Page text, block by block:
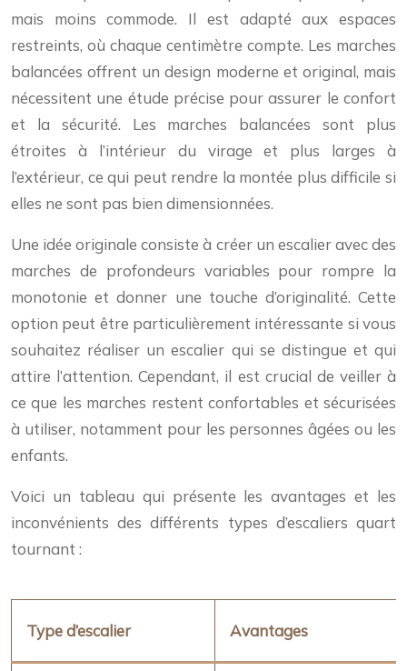
mais moins commode. Il est adapté aux espaces
restreints, où chaque centimètre compte. Les marches
balancées offrent un design moderne et original, mais
nécessitent une étude précise pour assurer le confort
et la sécurité. Les marches balancées sont plus
étroites à l’intérieur du virage et plus larges à
l’extérieur, ce qui peut rendre la montée plus difficile si
elles ne sont pas bien dimensionnées.
Une idée originale consiste à créer un escalier avec des
marches de profondeurs variables pour rompre la
monotonie et donner une touche d’originalité. Cette
option peut être particulièrement intéressante si vous
souhaitez réaliser un escalier qui se distingue et qui
attire l’attention. Cependant, il est crucial de veiller à
ce que les marches restent confortables et sécurisées
à utiliser, notamment pour les personnes âgées ou les
enfants.
Voici un tableau qui présente les avantages et les
inconvénients des différents types d’escaliers quart
tournant :
Type d’escalier Avantages